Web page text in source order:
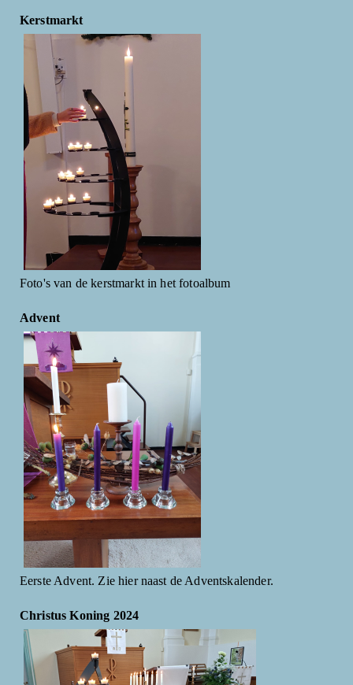
Kerstmarkt
Foto's van de kerstmarkt in het fotoalbum
Advent
Eerste Advent. Zie hier naast de Adventskalender.
Christus Koning 2024